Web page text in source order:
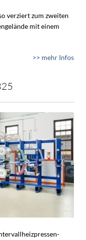
verziert zum zweiten
mit einem
>> mehr Infos